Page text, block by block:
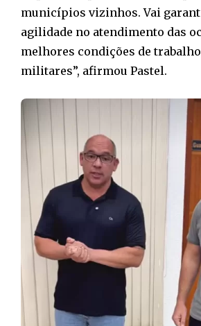
municípios vizinhos. Vai
agilidade no atendimento das
melhores condições de
militares”, afirmou Pastel.